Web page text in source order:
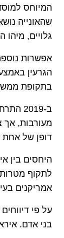
המיוחס
שהאונייה
גלויים, מיהו
אפשרות
הגרעין
בתקופת
ב-
מעורבות,
דופן של אחת
היחסים בין
לתקוף
אמריקנים
בני אדם.